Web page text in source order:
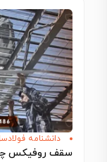
دانشنامه
سقف روفیکس